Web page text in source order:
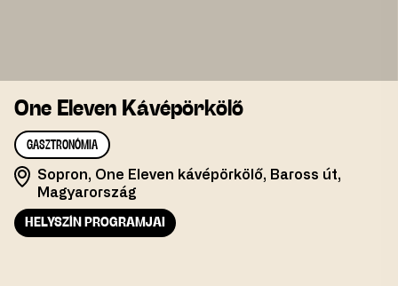
One Eleven Kávépörkölő
GASZTRONÓMIA
Sopron, One Eleven kávépörkölő, Baross út,
Magyarország
HELYSZÍN PROGRAMJAI